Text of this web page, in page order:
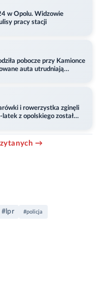
w Opolu. Widzowie
pracy stacji
pobocze przy Kamionce
auta utrudniają
i rowerzystka zginęli
z opolskiego został
→
#lpr #policja